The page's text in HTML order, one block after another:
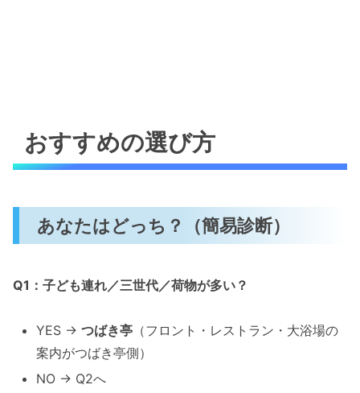
おすすめの選び方
あなたはどっち？（簡易診断）
Q1：子ども連れ／三世代／荷物が多い？
YES →つばき亭 （フロント・レストラン・大浴場の
案内がつばき亭側）
NO → Q2へ